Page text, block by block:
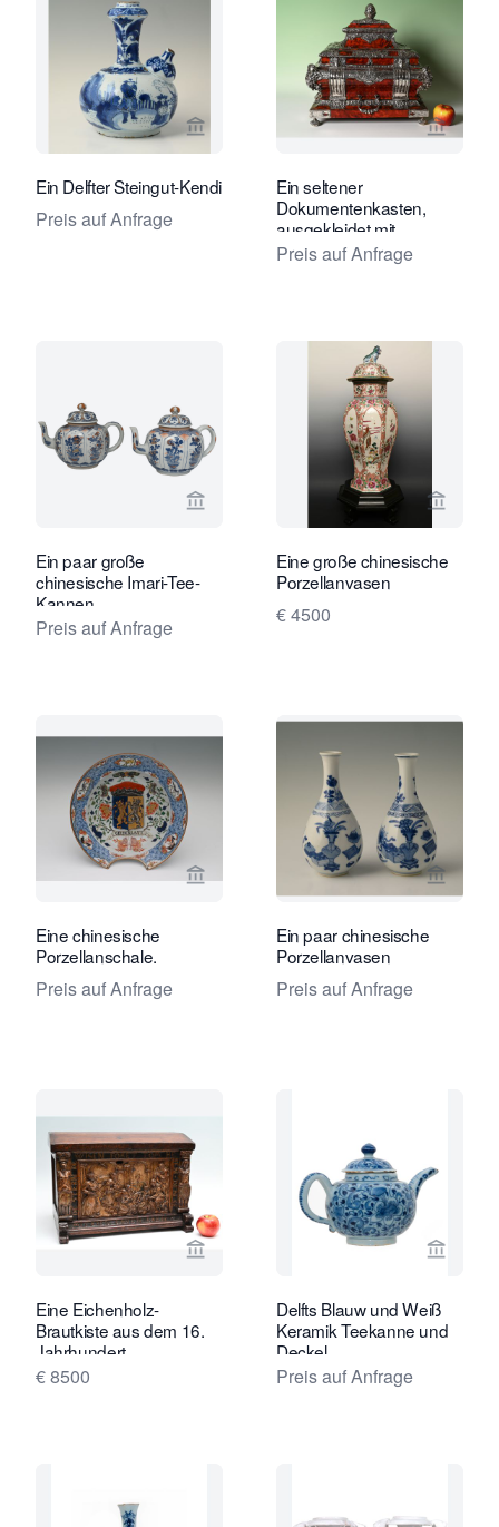
Verkaeuferseite von Limburg
Ein Delfter Steingut-Kendi
Preis auf Anfrage
Ein seltener
Dokumentenkasten,
ausgekleidet mit
Schildpatt und Silber.
Preis auf Anfrage
Verkaeuferseite von Limburg
Ein paar große
chinesische Imari-Tee-
Kannen
Preis auf Anfrage
Eine große chinesische
Porzellanvasen
€ 4500
Verkaeuferseite von Limburg
Eine chinesische
Porzellanschale.
Preis auf Anfrage
Ein paar chinesische
Porzellanvasen
Preis auf Anfrage
Verkaeuferseite von Limburg
Eine Eichenholz-
Brautkiste aus dem 16.
Jahrhundert
€ 8500
Delfts Blauw und Weiß
Keramik Teekanne und
Deckel
Preis auf Anfrage